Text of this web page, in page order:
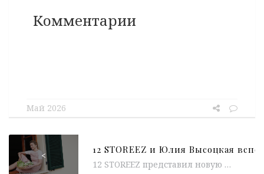
Комментарии
Май 2026
<
12 STOREEZ представил новую историю «Знакомое счастье» — о простых летних моментах, которые остаются с человеком на всю жизнь. Главной героиней...